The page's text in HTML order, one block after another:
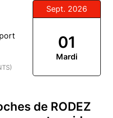
Sept. 2026
01
Mardi
de RODEZ